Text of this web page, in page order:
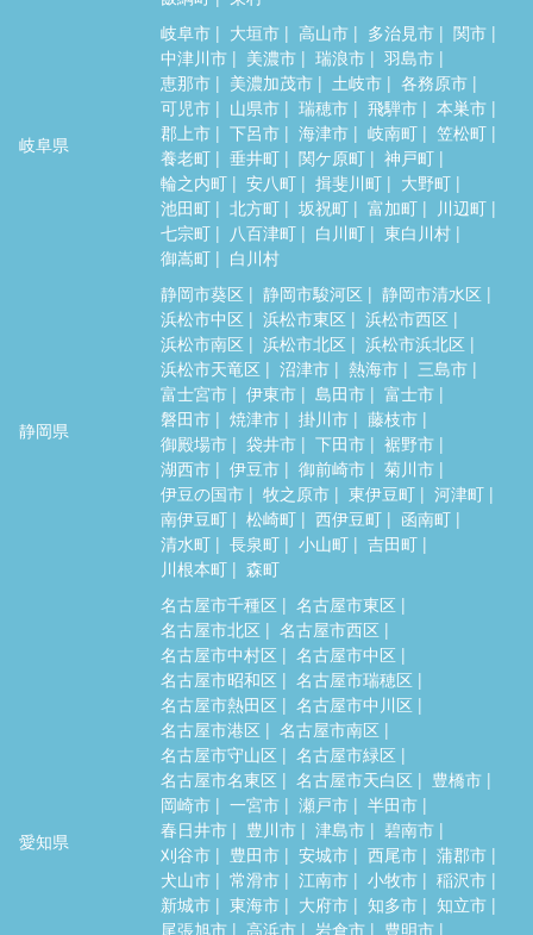
岐阜県
岐阜市 大垣市 高山市 多治見市
関市
中津川市
美濃市 瑞浪市
羽島市
恵那市
美濃加茂市 土岐市
各務原市
可児市
山県市 瑞穂市 飛騨市
本巣市
郡上市
下呂市 海津市 岐南町
笠松町
養老町
垂井町 関ケ原町
神戸町
輪之内町
安八町 揖斐川町
大野町
池田町
北方町 坂祝町 富加町
川辺町
七宗町
八百津町 白川町
東白川村
御嵩町
白川村
静岡県
静岡市葵区 静岡市駿河区
静岡市清水区
浜松市中区
浜松市東区
浜松市西区
浜松市南区
浜松市北区
浜松市浜北区
浜松市天竜区
沼津市 熱海市
三島市
富士宮市
伊東市 島田市
富士市
磐田市
焼津市 掛川市
藤枝市
御殿場市
袋井市 下田市
裾野市
湖西市
伊豆市 御前崎市
菊川市
伊豆の国市
牧之原市 東伊豆町
河津町
南伊豆町
松崎町 西伊豆町
函南町
清水町
長泉町 小山町
吉田町
川根本町
森町
愛知県
名古屋市千種区
名古屋市東区
名古屋市北区
名古屋市西区
名古屋市中村区
名古屋市中区
名古屋市昭和区
名古屋市瑞穂区
名古屋市熱田区
名古屋市中川区
名古屋市港区
名古屋市南区
名古屋市守山区
名古屋市緑区
名古屋市名東区
名古屋市天白区
豊橋市
岡崎市
一宮市 瀬戸市
半田市
春日井市
豊川市 津島市
碧南市
刈谷市
豊田市 安城市 西尾市
蒲郡市
犬山市
常滑市 江南市 小牧市
稲沢市
新城市
東海市 大府市 知多市
知立市
尾張旭市
高浜市 岩倉市
豊明市